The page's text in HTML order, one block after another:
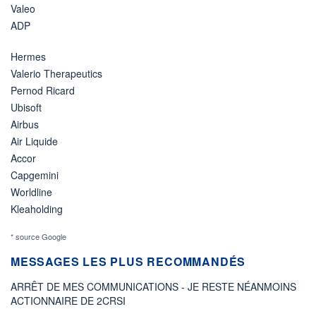
Valeo
ADP
Hermes
Valerio Therapeutics
Pernod Ricard
Ubisoft
Airbus
Air Liquide
Accor
Capgemini
Worldline
Kleaholding
* source Google
MESSAGES LES PLUS RECOMMANDÉS
ARRÊT DE MES COMMUNICATIONS - JE RESTE NÉANMOINS
ACTIONNAIRE DE 2CRSI